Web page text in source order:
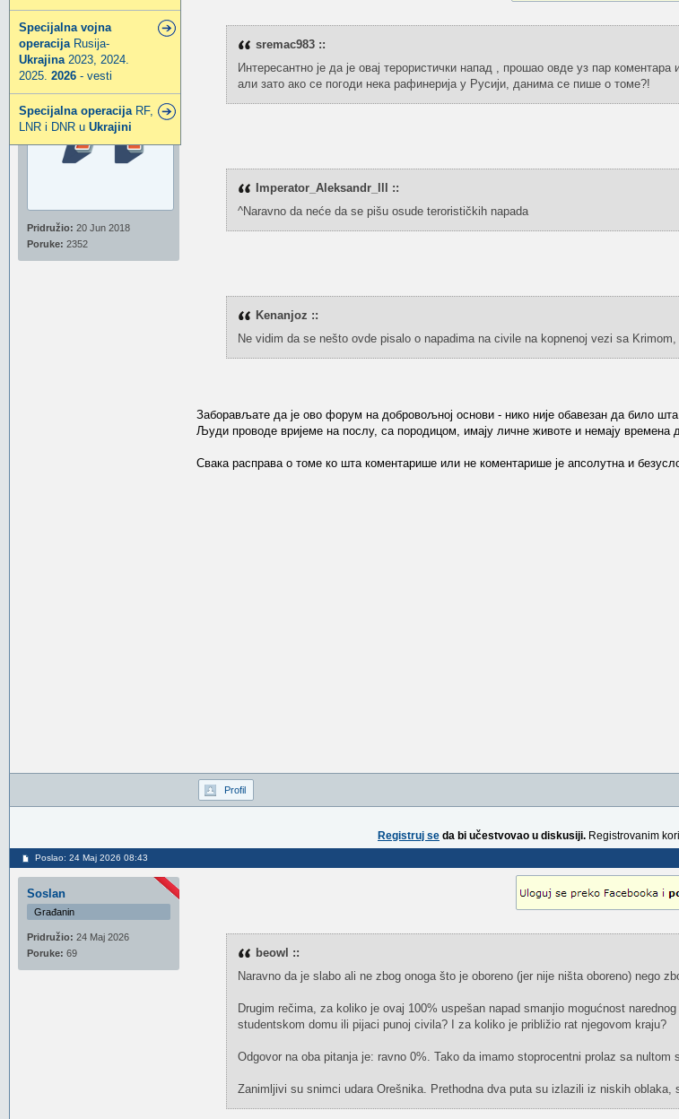
Specijalna vojna
operacijaRusija-
Ukrajina2023, 2024.
2025. 2026 - vesti
Specijalna operacijaRF,
LNR i DNR u Ukrajini
Pridružio: 20 Jun 2018
Poruke: 2352
sremac983 ::
Интересантно је да је овај терористички напад , прошао овде уз пар коментара
али зато ако се погоди нека рафинерија у Русији, данима се пише о томе?!
Imperator_Aleksandr_lll ::
^Naravno da neće da se pišu osude terorističkih napada
Kenanjoz ::
Ne vidim da se nešto ovde pisalo o napadima na civile na kopnenoj vezi sa
Заборављате да је ово форум на добровољној основи - нико није обавезан да било
Људи проводе вријеме на послу, са породицом, имају личне животе и немају времена
Свака расправа о томе ко шта коментарише или не коментарише је апсолутна и
Profil
Registruj se da bi učestvovao u diskusiji. Registrovanim
Poslao: 24 Maj 2026 08:43
Soslan
Građanin
Pridružio: 24 Maj 2026
Poruke: 69
beowl ::
Naravno da je slabo ali ne zbog onoga što je oboreno (jer nije ništa oboreno) nego
Drugim rečima, za koliko je ovaj 100% uspešan napad smanjio mogućnost
studentskom domu ili pijaci punoj civila? I za koliko je približio rat njegovom kraju?
Odgovor na oba pitanja je: ravno 0%. Tako da imamo stoprocentni prolaz sa nultom
Zanimljivi su snimci udara Orešnika. Prethodna dva puta su izlazili iz niskih oblaka,